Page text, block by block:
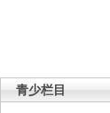
青少栏目